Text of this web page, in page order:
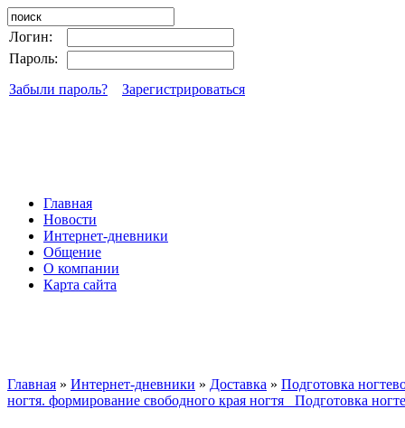
Логин:
Пароль:
Забыли пароль?
Зарегистрироваться
Главная
Новости
Интернет-дневники
Общение
О компании
Карта сайта
Главная » Интернет-дневники » Доставка » Подготовка
ногтя. формирование свободного края ногтя _Подготовка